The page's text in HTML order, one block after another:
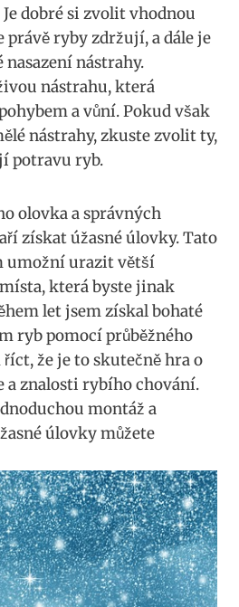
Je⁣ dobré⁢ si‍ zvolit vhodnou
právě ryby zdržují, a dále ⁣je​
nástrahy.
nástrahu, která​
a‍ vůní.⁢ Pokud však
nástrahy, zkuste​ zvolit⁢ ty,
potravu ‍ryb.
olovka a správných
⁢získat úžasné úlovky. Tato
umožní ‌urazit větší
která byste jinak
let jsem‍ získal bohaté
ryb​ pomocí průběžného
že ⁤je to skutečně⁤ hra o⁤
znalosti rybího chování.
montáž a‌
úlovky můžete